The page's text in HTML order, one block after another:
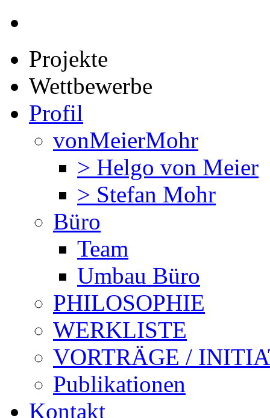
Projekte
Wettbewerbe
Profil
vonMeierMohr
> Helgo von Meier
> Stefan Mohr
Büro
Team
Umbau Büro
PHILOSOPHIE
WERKLISTE
VORTRÄGE /
Publikationen
Kontakt